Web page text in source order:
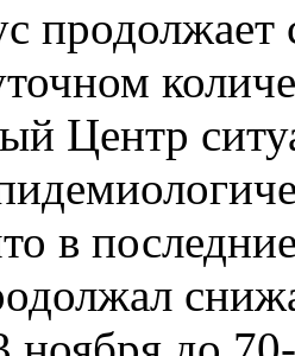
продолжает
Центр
в